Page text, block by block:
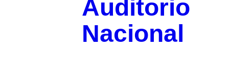
Auditorio
Nacional